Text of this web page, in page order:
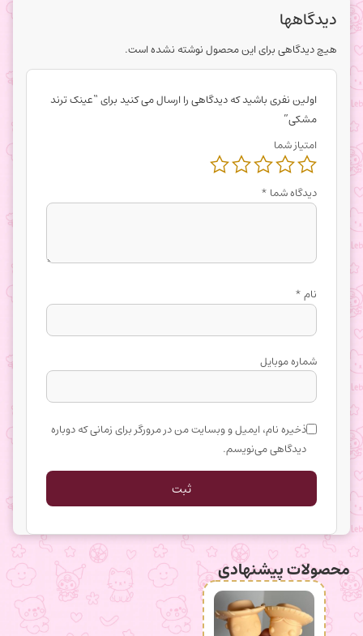
دیدگاهها
هیچ دیدگاهی برای این محصول نوشته نشده است.
اولین نفری باشید که دیدگاهی را ارسال می کنید برای “عینک ترند
مشکی”
امتیاز شما
دیدگاه شما *
نام*
شماره موبایل
ذخیره نام، ایمیل و وبسایت من در مرورگر برای زمانی که دوباره
دیدگاهی می‌نویسم.
محصولات پیشنهادی